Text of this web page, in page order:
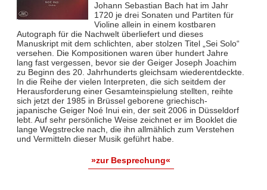
Johann Sebastian Bach hat im Jahr
1720 je drei Sonaten und Partiten für
Violine allein in einem kostbaren
Autograph für die Nachwelt überliefert und dieses
Manuskript mit dem schlichten, aber stolzen Titel „Sei Solo“
versehen. Die Kompositionen waren über hundert Jahre
lang fast vergessen, bevor sie der Geiger Joseph Joachim
zu Beginn des 20. Jahrhunderts gleichsam wiederentdeckte.
In die Reihe der vielen Interpreten, die sich seitdem der
Herausforderung einer Gesamteinspielung stellten, reihte
sich jetzt der 1985 in Brüssel geborene griechisch-
japanische Geiger Noé Inui ein, der seit 2006 in Düsseldorf
lebt. Auf sehr persönliche Weise zeichnet er im Booklet die
lange Wegstrecke nach, die ihn allmählich zum Verstehen
und Vermitteln dieser Musik geführt habe.
»zur Besprechung«